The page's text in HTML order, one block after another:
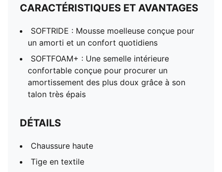
semelle intérieure : textile, autre
CARACTÉRISTIQUES ET AVANTAGES
SOFTRIDE : Mousse moelleuse conçue pour
un amorti et un confort quotidiens
SOFTFOAM+ : Une semelle intérieure
confortable conçue pour procurer un
amortissement des plus doux grâce à son
talon très épais
DÉTAILS
Chaussure haute
Tige en textile